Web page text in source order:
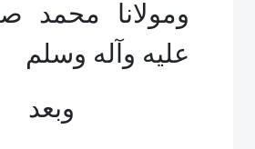
ومولانا محمد
عليه وآله وسلم
وبعد